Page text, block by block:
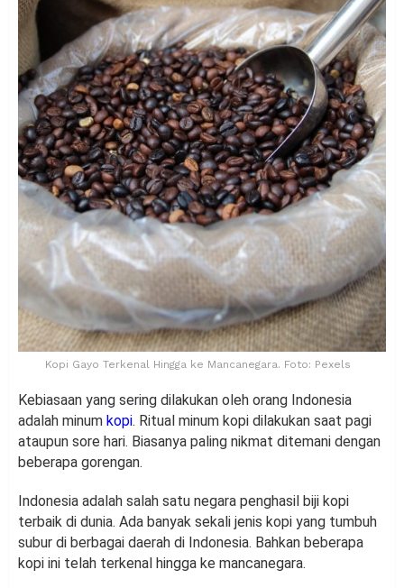
Kopi Gayo Terkenal Hingga ke Mancanegara. Foto: Pexels
Kebiasaan yang sering dilakukan oleh orang Indonesia
adalah minum kopi. Ritual minum kopi dilakukan saat pagi
ataupun sore hari. Biasanya paling nikmat ditemani dengan
beberapa gorengan.
Indonesia adalah salah satu negara penghasil biji kopi
terbaik di dunia. Ada banyak sekali jenis kopi yang tumbuh
subur di berbagai daerah di Indonesia. Bahkan beberapa
kopi ini telah terkenal hingga ke mancanegara.